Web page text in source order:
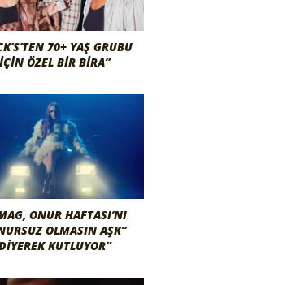
70+ YAŞ GRUBU
İÇIN ÖZEL BIR BIRA”
ONUR HAFTASI’NI
OLMASIN AŞK”
KUTLUYOR”